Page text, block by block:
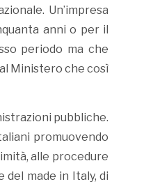
Un’impresa
anni o per il
periodo ma che
Ministero che così
pubbliche.
promuovendo
alle procedure
made in Italy, di